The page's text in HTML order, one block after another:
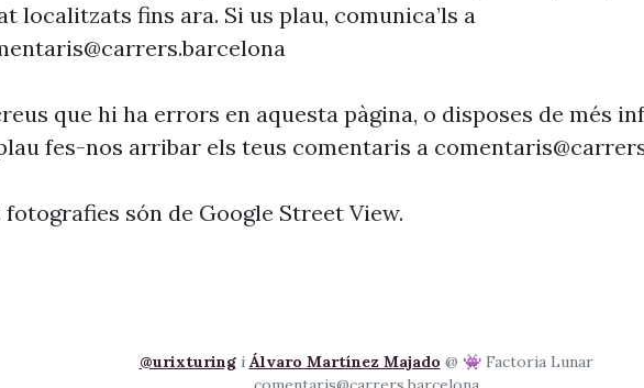
localitzats fins ara. Si us plau, comunica’ls a
que hi ha errors en aquesta pàgina, o disposes de més
fes-nos arribar els teus comentaris a
fotografies són de Google Street View.
@urixturingi Álvaro Martínez Majado @ 👾 Factoria Lunar